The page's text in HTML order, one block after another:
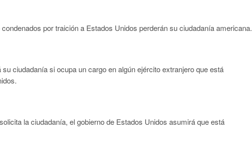
por traición a Estados Unidos perderán su ciudadanía americana.
ciudadanía si ocupa un cargo en algún ejército extranjero que está
la ciudadanía, el gobierno de Estados Unidos asumirá que está